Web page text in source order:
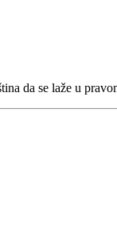
da se laže u